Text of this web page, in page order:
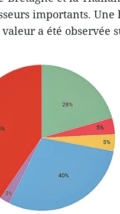
importants. Une
a été observée